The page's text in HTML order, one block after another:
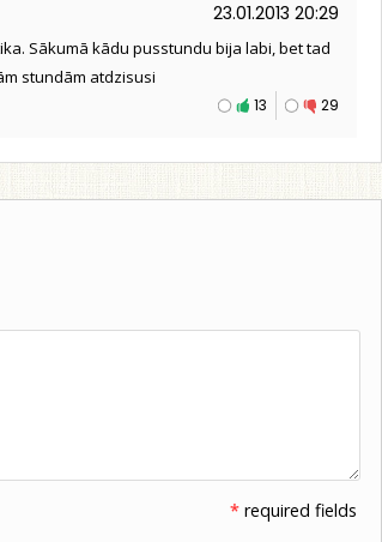
23.01.2013 20:29
Sākumā kādu pusstundu bija labi, bet tad
stundām atdzisusi
29
13
* required fields